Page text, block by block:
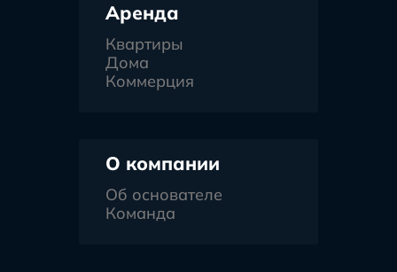
Аренда
Квартиры
Дома
Коммерция
О компании
Об основателе
Команда